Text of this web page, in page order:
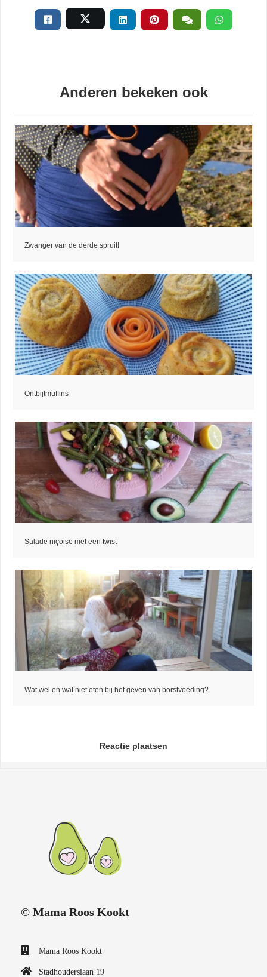
Anderen bekeken ook
Zwanger van de derde spruit!
Ontbijtmuffins
Salade niçoise met een twist
Wat wel en wat niet eten bij het geven van borstvoeding?
Reactie plaatsen
© Mama Roos Kookt
Mama Roos Kookt
Stadhouderslaan 19